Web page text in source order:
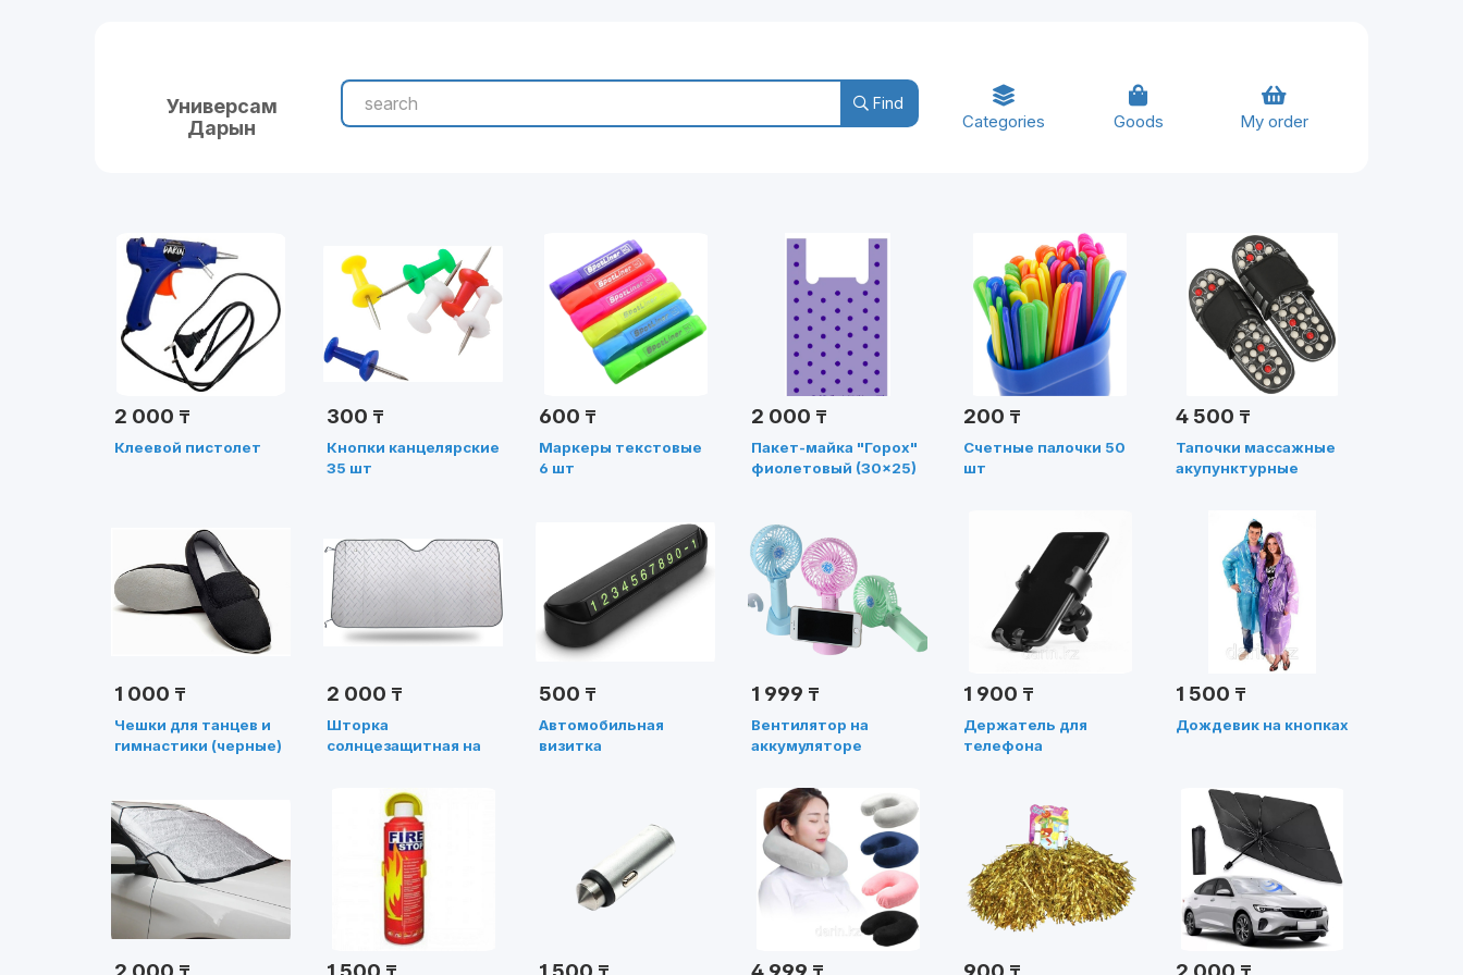
Универсам
Дарын
Find
Categories Goods My order
2 000 ₸
Клеевой пистолет
300 ₸
Кнопки канцелярские
35 шт
600 ₸
Маркеры текстовые
6 шт
2 000 ₸
Пакет-майка "Горох"
фиолетовый (30×25)
200 ₸
Счетные палочки 50
шт
4 500 ₸
Тапочки массажные
акупунктурные
1 000 ₸
Чешки для танцев и
гимнастики (черные)
2 000 ₸
Шторка
солнцезащитная на
500 ₸
Автомобильная
визитка
1 999 ₸
Вентилятор на
аккумуляторе
1 900 ₸
Держатель для
телефона
воздуховода
1 500 ₸
Дождевик на кнопках
Submit